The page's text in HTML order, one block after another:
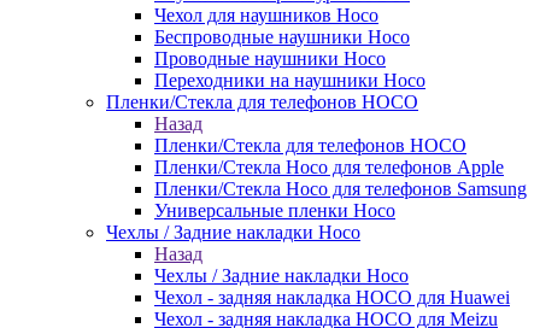
Чехол для наушников Hoco
Беспроводные наушники Hoco
Проводные наушники Hoco
Переходники на наушники Hoco
Пленки/Стекла для телефонов HOCO
Назад
Пленки/Стекла для телефонов HOCO
Пленки/Стекла Hoco для телефонов Apple
Пленки/Стекла Hoco для телефонов Samsung
Универсальные пленки Hoco
Чехлы / Задние накладки Hoco
Назад
Чехлы / Задние накладки Hoco
Чехол - задняя накладка HOCO для Huawei
Чехол - задняя накладка HOCO для Meizu